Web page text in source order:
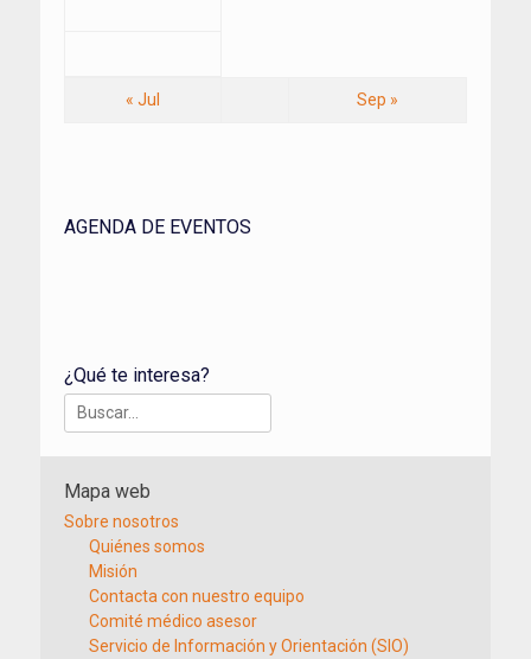
« Jul Sep »
AGENDA DE EVENTOS
¿Qué te interesa?
Buscar:
Mapa web
Sobre nosotros
Quiénes somos
Misión
Contacta con nuestro equipo
Comité médico asesor
Servicio de Información y Orientación (SIO)